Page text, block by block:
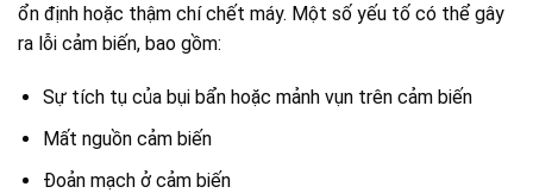
ổn định hoặc thậm chí chết máy. Một số yếu tố có thể gây
ra lỗi cảm biến, bao gồm:
Sự tích tụ của bụi bẩn hoặc mảnh vụn trên cảm biến
Mất nguồn cảm biến
Đoản mạch ở cảm biến